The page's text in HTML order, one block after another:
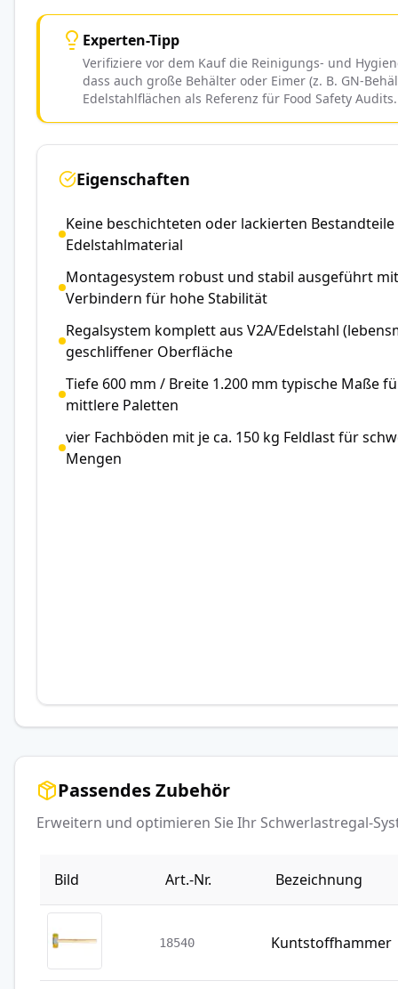
Experten-Tipp
Verifiziere vor dem Kauf die Reinigungs- und
dass auch große Behälter oder Eimer (z. B. GN-
Edelstahlflächen als Referenz für Food Safety Audits.
Eigenschaften
Keine beschichteten oder lackierten
Edelstahlmaterial
Montagesystem robust und stabil ausgeführt
Verbindern für hohe Stabilität
Regalsystem komplett aus V2A/Edelstahl
geschliffener Oberfläche
Tiefe 600 mm / Breite 1.200 mm typische Maße
mittlere Paletten
vier Fachböden mit je ca. 150 kg Feldlast für
Mengen
Passendes Zubehör
Erweitern und optimieren Sie Ihr Schwerlastregal-
Bild Art.-Nr. Bezeichnung
18540 Kuntstoffhammer